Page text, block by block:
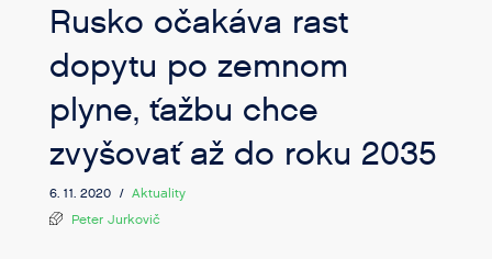
Rusko očakáva rast
dopytu po zemnom
plyne, ťažbu chce
zvyšovať až do roku 2035
6. 11. 2020 / Aktuality
Peter Jurkovič